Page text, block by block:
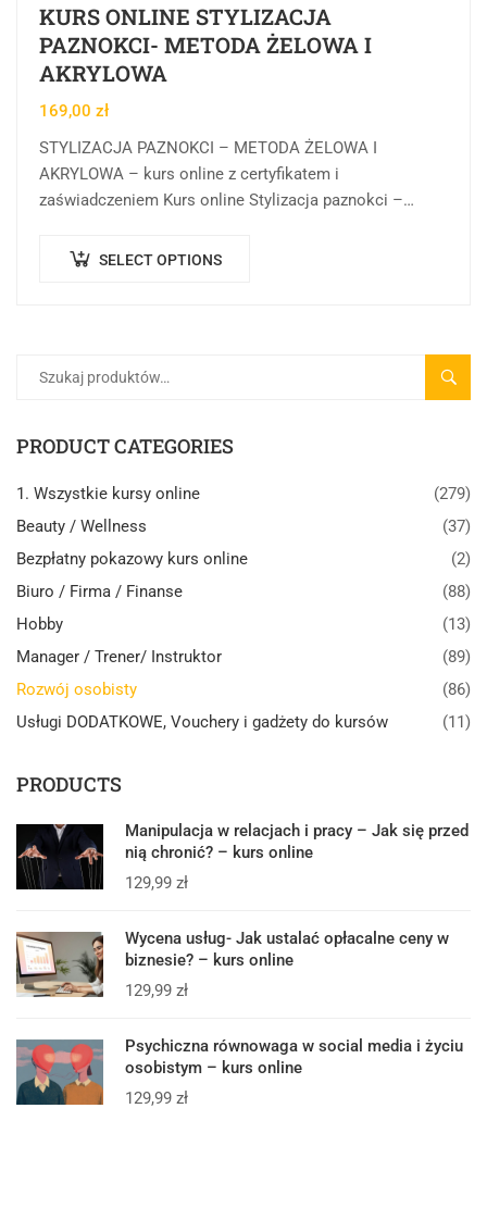
KURS ONLINE STYLIZACJA
PAZNOKCI- METODA ŻELOWA I
AKRYLOWA
169,00 zł
STYLIZACJA PAZNOKCI – METODA ŻELOWA I
AKRYLOWA – kurs online z certyfikatem i
zaświadczeniem Kurs online Stylizacja paznokci –
to forma…SELECT OPTIONS
PRODUCT CATEGORIES
1. Wszystkie kursy online
(279)
Beauty / Wellness
(37)
Bezpłatny pokazowy kurs online
(2)
Biuro / Firma / Finanse
(88)
Hobby
(13)
Manager / Trener/ Instruktor
(89)
Rozwój osobisty
(86)
Usługi DODATKOWE, Vouchery i gadżety do kursów
(11)
PRODUCTS
Manipulacja w relacjach i pracy – Jak się przed
nią chronić? – kurs online
129,99 zł
Wycena usług- Jak ustalać opłacalne ceny w
biznesie? – kurs online
129,99 zł
Psychiczna równowaga w social media i życiu
osobistym – kurs online
129,99 zł